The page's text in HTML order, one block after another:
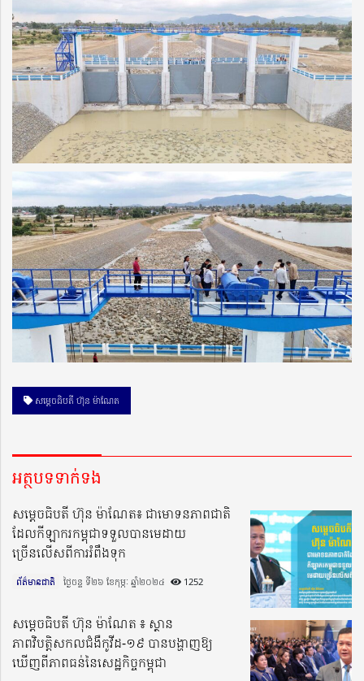
សម្ដេចធិបតី ហ៊ុន ម៉ាណែត
អត្ថបទទាក់ទង
សម្តេចធិបតី ហ៊ុន ម៉ាណែត៖ ជាមោទនភាពជាតិ
ដែលកីឡាករកម្ពុជាទទួលបានមេដាយ
ច្រើនលើសពីការរំពឹងទុក
ព័ត៌មានជាតិ ថ្ងៃចន្ទ ទី២៦ ខែកុម្ភៈ ឆ្នាំ២០២៤​ 1252
សម្តេចធិបតី ហ៊ុន ម៉ាណែត ៖ ស្ថាន
ភាពវិបត្តិសកលជំងឺកូវីដ-១៩ បានបង្ហាញឱ្យ
ឃើញពីភាពធន់នៃសេដ្ឋកិច្ចកម្ពុជា